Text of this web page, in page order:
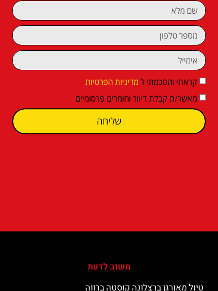
קראתי והסכמתי ל מדיניות הפרטיות
מאשר/ת קבלת דיוור וחומרים פרסומיים
שליחה
חשוב לדעת
טיול מאורגן ברצלונה קוסטה ברווה